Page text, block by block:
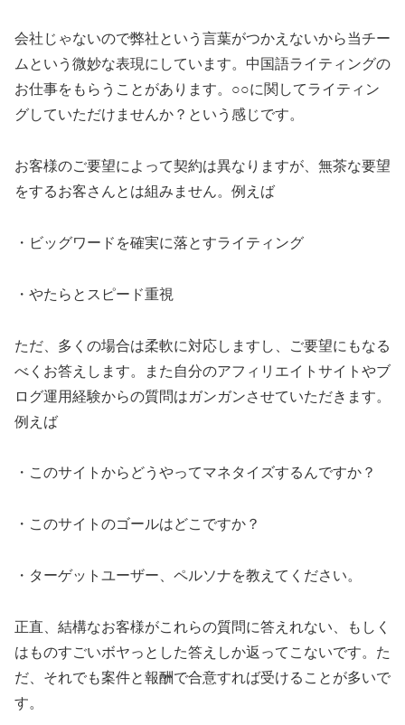
会社じゃないので弊社という言葉がつかえないから当チー
ムという微妙な表現にしています。中国語ライティングの
お仕事をもらうことがあります。○○に関してライティン
グしていただけませんか？という感じです。
お客様のご要望によって契約は異なりますが、無茶な要望
をするお客さんとは組みません。例えば
・ビッグワードを確実に落とすライティング
・やたらとスピード重視
ただ、多くの場合は柔軟に対応しますし、ご要望にもなる
べくお答えします。また自分のアフィリエイトサイトやブ
ログ運用経験からの質問はガンガンさせていただきます。
例えば
・このサイトからどうやってマネタイズするんですか？
・このサイトのゴールはどこですか？
・ターゲットユーザー、ペルソナを教えてください。
正直、結構なお客様がこれらの質問に答えれない、もしく
はものすごいボヤっとした答えしか返ってこないです。た
だ、それでも案件と報酬で合意すれば受けることが多いで
す。